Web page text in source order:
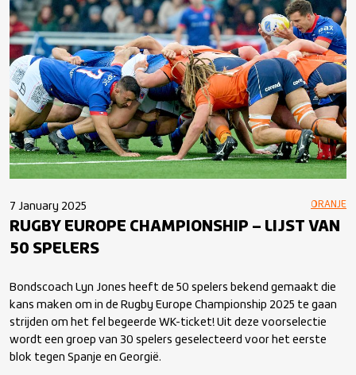
7 January 2025 ORANJE
RUGBY EUROPE CHAMPIONSHIP – LIJST VAN
50 SPELERS
Bondscoach Lyn Jones heeft de 50 spelers bekend gemaakt die
kans maken om in de Rugby Europe Championship 2025 te gaan
strijden om het fel begeerde WK-ticket! Uit deze voorselectie
wordt een groep van 30 spelers geselecteerd voor het eerste
blok tegen Spanje en Georgië.